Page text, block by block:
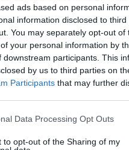
ads based on personal
information disclosed to
You may separately opt-out of
your personal information by
downstream participants. This
by us to third parties on
Participants that may further
that this website/app uses one
to your visit or usage behaviour.
Data Processing Opt Outs
to opt-out of the Sharing of my
antes de realizar una
que, aunque es posible
país, siempre es
de un experto
sorpresas
de la